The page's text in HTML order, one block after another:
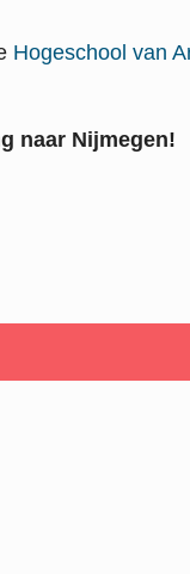
Hogeschool van
naar Nijmegen!